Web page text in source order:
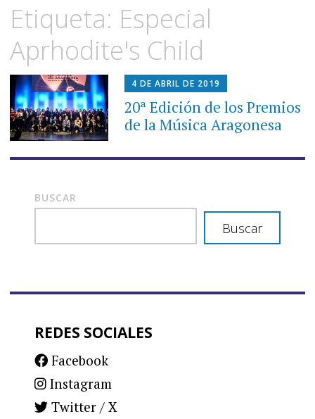
al
contenido
Etiqueta: Especial
Aprhodite's Child
4 DE ABRIL DE 2019
20ª Edición de los Premios
de la Música Aragonesa
BUSCAR
Buscar
REDES SOCIALES
Facebook
Instagram
Twitter / X